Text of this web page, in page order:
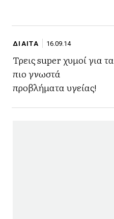
ΔΙΑΙΤΑ 16.09.14
Τρεις super χυμοί για τα
πιο γνωστά
προβλήματα υγείας!